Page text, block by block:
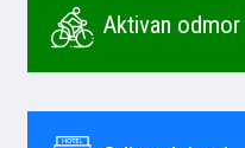
Aktivan odmor